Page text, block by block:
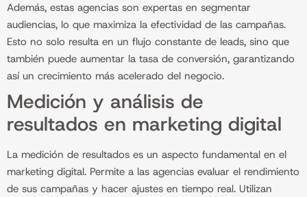
Además, estas agencias son expertas en segmentar
audiencias, lo que maximiza la efectividad de las campañas.
Esto no solo resulta en un flujo constante de leads, sino que
también puede aumentar la tasa de conversión, garantizando
así un crecimiento más acelerado del negocio.
Medición y análisis de
resultados en marketing digital
La medición de resultados es un aspecto fundamental en el
marketing digital. Permite a las agencias evaluar el rendimiento
de sus campañas y hacer ajustes en tiempo real. Utilizan